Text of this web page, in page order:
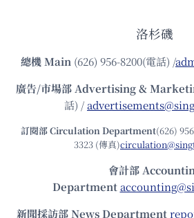
洛杉磯
總機Main (626) 956-8200(電話) /
廣告/市場部Advertising &
話) /
訂閱部 Circulation Department(626)
3323 (傳真)
會計部
Department
新聞採訪部 News Department